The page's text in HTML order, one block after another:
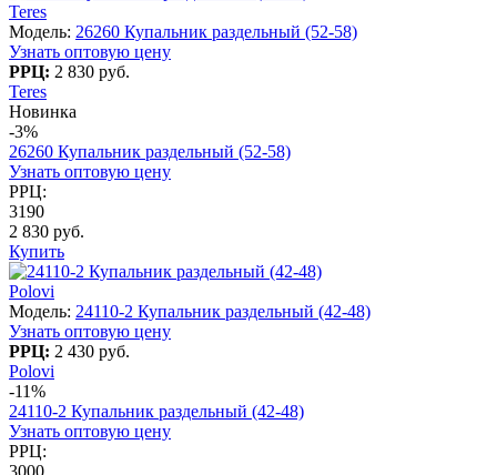
Teres
Модель: 26260 Купальник раздельный (52-58)
Узнать оптовую цену
РРЦ: 2 830 руб.
Teres
Новинка
-3%
26260 Купальник раздельный (52-58)
Узнать оптовую цену
РРЦ:
3190
2 830 руб.
Купить
Polovi
Модель: 24110-2 Купальник раздельный (42-48)
Узнать оптовую цену
РРЦ: 2 430 руб.
Polovi
-11%
24110-2 Купальник раздельный (42-48)
Узнать оптовую цену
РРЦ:
3000